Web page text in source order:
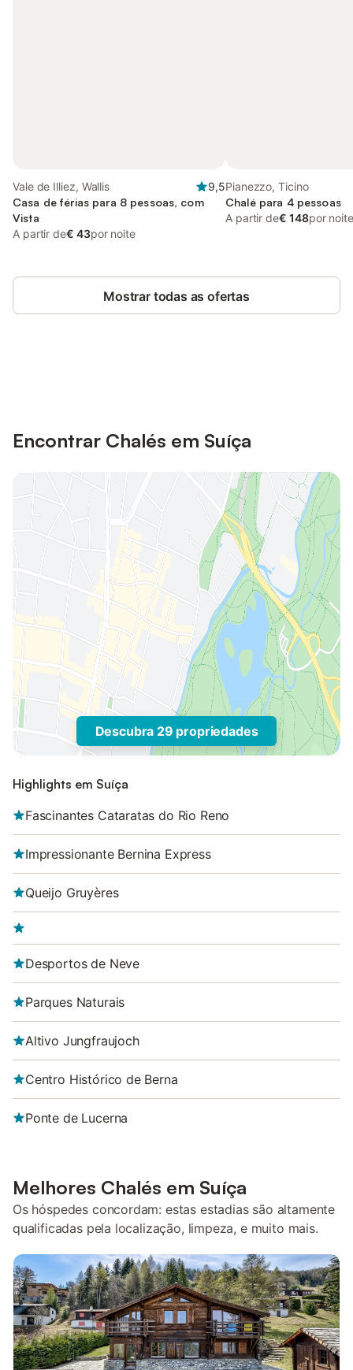
Vale de Illiez, Wallis
9,5
Casa de férias para 8 pessoas, com
Vista
A partir de€ 43por noite
Pianezzo, Ticino
Chalé para 4 pessoas
A partir de€ 148por noite
Mostrar todas as ofertas
Encontrar Chalés em Suíça
Descubra 29 propriedades
Highlights em Suíça
Fascinantes Cataratas do Rio Reno
Impressionante Bernina Express
Queijo Gruyères
Desportos de Neve
Parques Naturais
Altivo Jungfraujoch
Centro Histórico de Berna
Ponte de Lucerna
Melhores Chalés em Suíça
Os hóspedes concordam: estas estadias são altamente
qualificadas pela localização, limpeza, e muito mais.